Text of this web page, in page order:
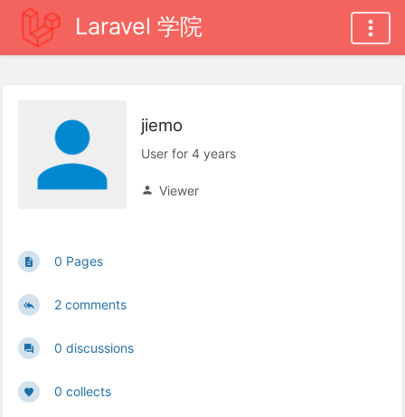
Laravel 学院
jiemo
User for 4 years
Viewer
0 Pages
2 comments
0 discussions
0 collects